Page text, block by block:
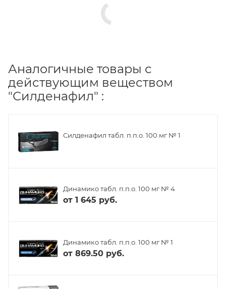
Аналогичные товары с
действующим веществом
"Силденафил" :
Силденафил табл. п.п.о. 100 мг № 1
Динамико табл. п.п.о. 100 мг № 4
от 1 645 руб.
Динамико табл. п.п.о. 100 мг № 1
от 869.50 руб.